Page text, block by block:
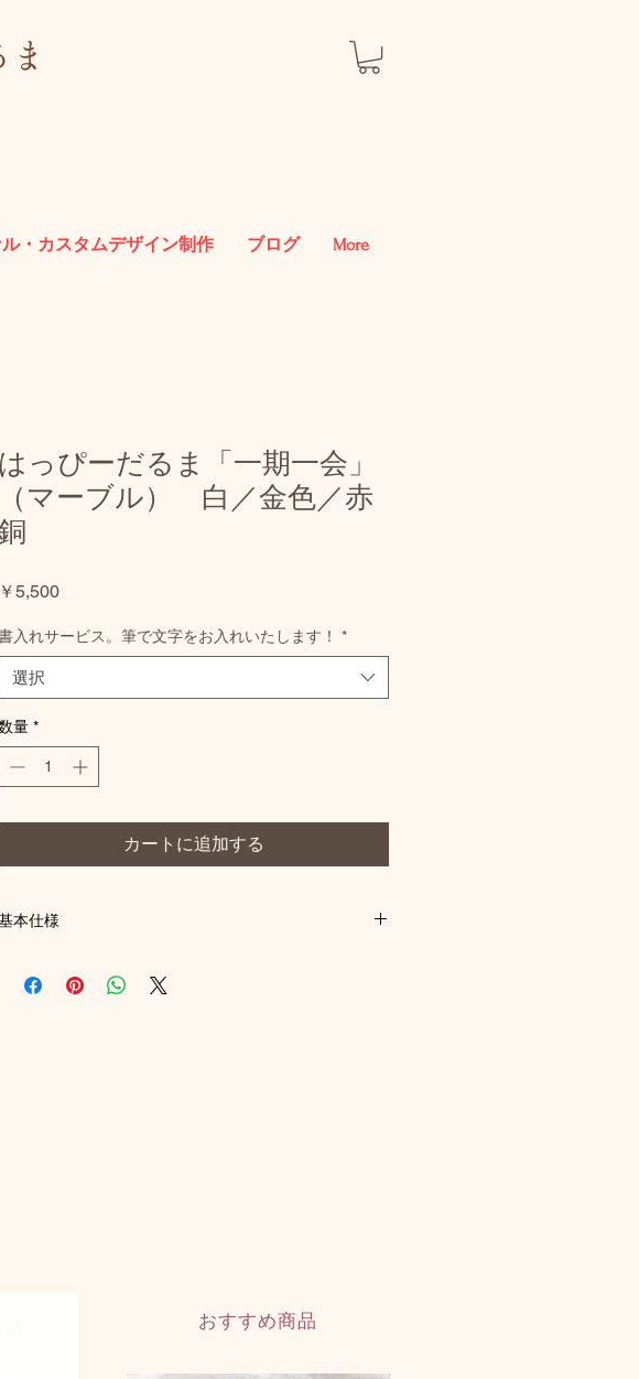
・カスタムデザイン制作 ブログ More
はっぴーだるま「一期一会」
（マーブル） 白／金色／赤
￥5,500価
入れサービス。筆で文字をお入れいたします！ *
選択
量 *
カートに追加する
本仕様
■約69g（パッケージ込）
おすすめ商品